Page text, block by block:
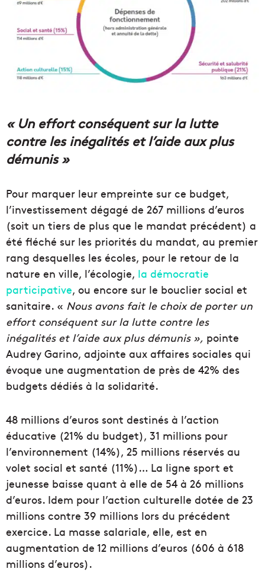
« Un effort conséquent sur la lutte
contre les inégalités et l’aide aux plus
démunis »
Pour marquer leur empreinte sur ce budget,
l’investissement dégagé de 267 millions d’euros
(soit un tiers de plus que le mandat précédent) a
été fléché sur les priorités du mandat, au premier
rang desquelles les écoles, pour le retour de la
nature en ville, l’écologie, la démocratie
participative, ou encore sur le bouclier social et
sanitaire. « Nous avons fait le choix de porter un
effort conséquent sur la lutte contre les
inégalités et l’aide aux plus démunis », pointe
Audrey Garino, adjointe aux affaires sociales qui
évoque une augmentation de près de 42% des
budgets dédiés à la solidarité.
48 millions d’euros sont destinés à l’action
éducative (21% du budget), 31 millions pour
l’environnement (14%), 25 millions réservés au
volet social et santé (11%)… La ligne sport et
jeunesse baisse quant à elle de 54 à 26 millions
d’euros. Idem pour l’action culturelle dotée de 23
millions contre 39 millions lors du précédent
exercice. La masse salariale, elle, est en
augmentation de 12 millions d’euros (606 à 618
millions d’euros).